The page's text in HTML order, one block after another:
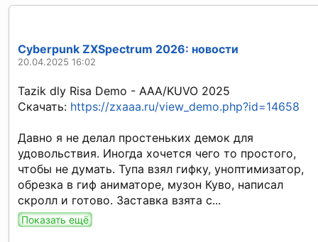
Cyberpunk ZXSpectrum 2026: новости
20.04.2025 16:02
Tazik dly Risa Demo - AAA/KUVO 2025
Скачать: https://zxaaa.ru/view_demo.php?id=14658
Давно я не делал простеньких демок для
удовольствия. Иногда хочется чего то простого,
чтобы не думать. Тупа взял гифку, уноптимизатор,
обрезка в гиф аниматоре, музон Куво, написал
скролл и готово. Заставка взята с...
Показать ещё